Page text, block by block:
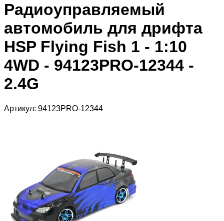
Радиоуправляемый
автомобиль для дрифта
HSP Flying Fish 1 - 1:10
4WD - 94123PRO-12344 -
2.4G
Артикул: 94123PRO-12344